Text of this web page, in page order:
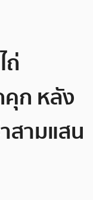
ถ่
ก หลัง
สามแสน